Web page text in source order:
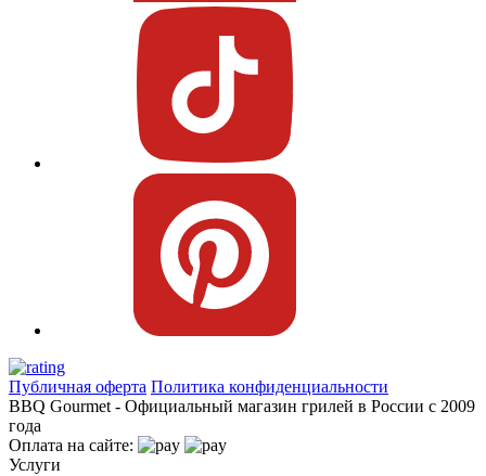
Публичная оферта Политика конфиденциальности
BBQ Gourmet - Официальный магазин грилей в России с 2009
года
Оплата на сайте:
Услуги